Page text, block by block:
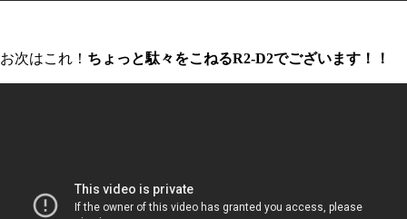
お次はこれ！ ちょっと駄々をこねるR2-D2でございます！！